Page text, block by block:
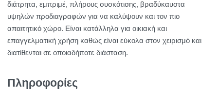
διάτρητα, εμπριμέ, πλήρους συσκότισης, βραδύκαυστα
υψηλών προδιαγραφών για να καλύψουν και τον πιο
απαιτητικό χώρο. Είναι κατάλληλα για οικιακή και
επαγγελματική χρήση καθώς είναι εύκολα στον χειρισμό και
διατίθενται σε οποιαδήποτε διάσταση.
Πληροφορίες